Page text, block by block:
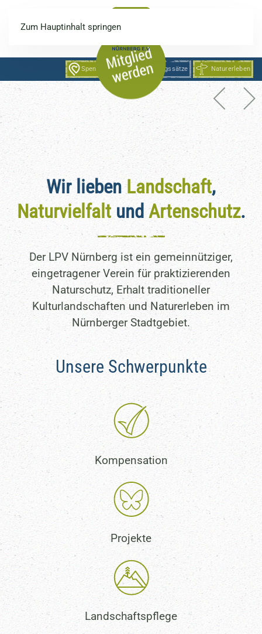
Zum Hauptinhalt springen
Spenden Verrechnungssätze Naturerleben
Wir schaffen mehr
Artenvielfalt in unserer
Kulturlandschaft
Naturvielfalt und
Artenvielfalt in unserer
Lebensräume in unserer
Wir liebenLandschaft,
Naturvielfaltund Artenschutz.
Der LPV Nürnberg ist ein gemeinnütziger,
eingetragener Verein für praktizierenden
Naturschutz, Erhalt traditioneller
Kulturlandschaften und Naturerleben im
Nürnberger Stadtgebiet.
Unsere Schwerpunkte
Kompensation
Projekte
Landschaftspflege